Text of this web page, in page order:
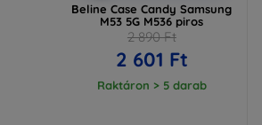
Beline Case Candy Samsung
M53 5G M536 piros
2 890 Ft
2 601 Ft
Raktáron > 5 darab